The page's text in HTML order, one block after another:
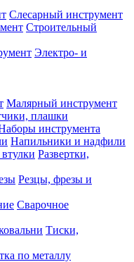
Слесарный инструмент
Строительный
Электро- и
Малярный инструмент
плашки
инструмента
Напильники и надфили
Развертки,
Резцы, фрезы и
Сварочное
Тиски,
по металлу